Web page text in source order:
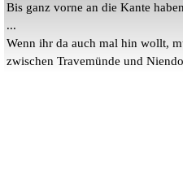
Bis ganz vorne an die Kante
...
Wenn ihr da auch mal hin wollt,
zwischen Travemünde und